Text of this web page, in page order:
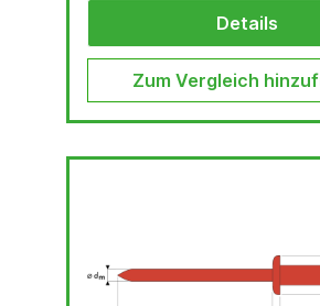
Details
Zum Vergleich